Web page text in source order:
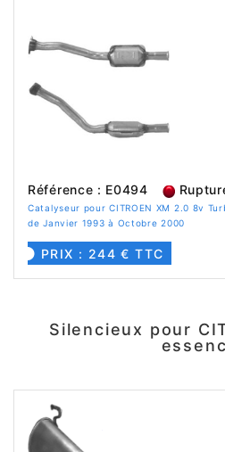
Référence : E0494
Catalyseur pour CITROEN XM 2.0 8v
de Janvier 1993 à Octobre 2000
PRIX : 244 € TTC
Silencieux pour